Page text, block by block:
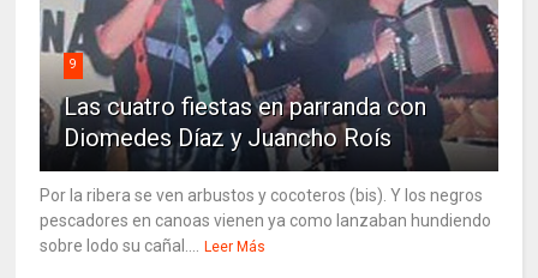
9
Las cuatro fiestas en parranda con
Diomedes Díaz y Juancho Roís
Por la ribera se ven arbustos y cocoteros (bis). Y los negros
pescadores en canoas vienen ya como lanzaban hundiendo
sobre lodo su cañal....
Leer Más